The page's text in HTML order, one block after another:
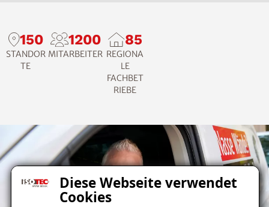
Diese Webseite verwendet
Cookies
150
STANDOR
TE
1200
MITARBEITER
85
REGIONA
LE
FACHBET
RIEBE